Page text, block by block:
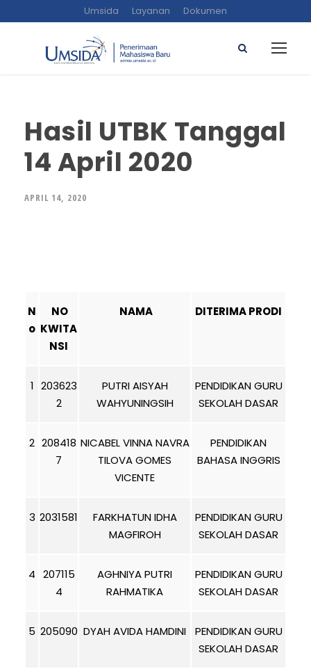
Umsida Layanan Dokumen
Hasil UTBK Tanggal
14 April 2020
APRIL 14, 2020
N
o
NO
KWITA
NSI
NAMA DITERIMA PRODI
1 203623
2
PUTRI AISYAH
WAHYUNINGSIH
PENDIDIKAN GURU
SEKOLAH DASAR
2 208418
7
NICABEL VINNA NAVRA
TILOVA GOMES
VICENTE
PENDIDIKAN
BAHASA INGGRIS
3 2031581
FARKHATUN IDHA
MAGFIROH
PENDIDIKAN GURU
SEKOLAH DASAR
4 207115
4
AGHNIYA PUTRI
RAHMATIKA
PENDIDIKAN GURU
SEKOLAH DASAR
5 205090 DYAH AVIDA HAMDINI
PENDIDIKAN GURU
SEKOLAH DASAR